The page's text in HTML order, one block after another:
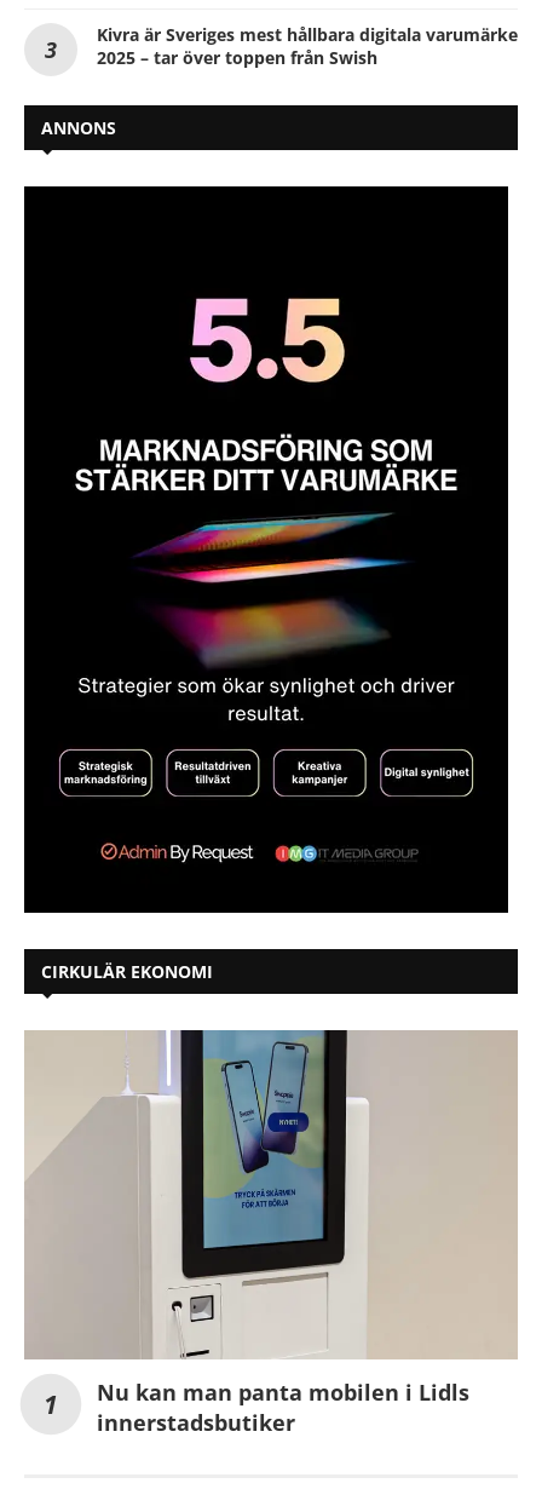
Kivra är Sveriges mest hållbara digitala varumärke
2025 – tar över toppen från Swish
ANNONS
CIRKULÄR EKONOMI
Nu kan man panta mobilen i Lidls
innerstadsbutiker